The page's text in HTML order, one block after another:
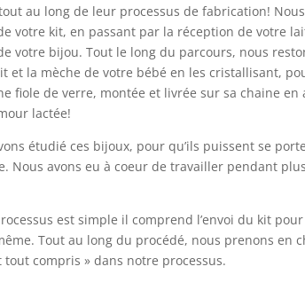
au long de leur processus de fabrication!
votre kit, en passant par la réception de votre
votre bijou. Tout le long du parcours, nous
et la mèche de votre bébé en les cristallisant,
fiole de verre, montée et livrée sur sa chaine
lactée!
étudié ces bijoux, pour qu’ils puissent se
Nous avons eu à coeur de travailler pendant
est simple il comprend l’envoi du kit
Tout au long du procédé, nous prenons en
tout compris » dans notre processus.